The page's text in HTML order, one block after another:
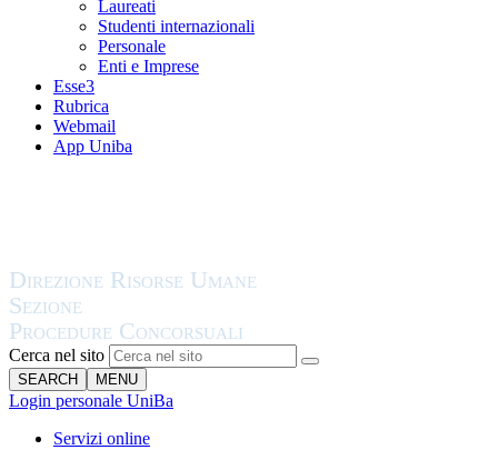
Laureati
Studenti internazionali
Personale
Enti e Imprese
Esse3
Rubrica
Webmail
App Uniba
Cerca nel sito
SEARCH MENU
Login personale UniBa
Servizi online